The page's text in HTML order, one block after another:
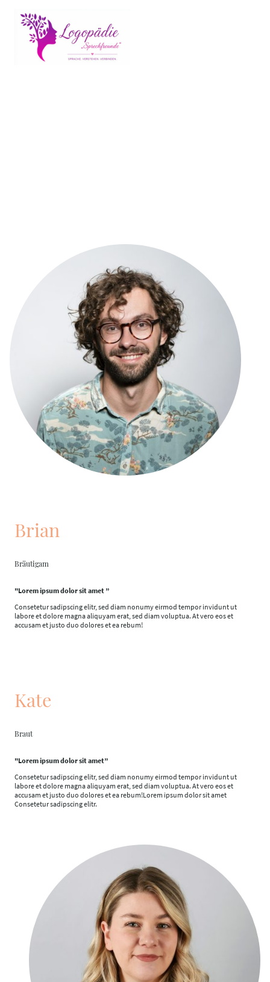
Brian
Bräutigam
"Lorem ipsum dolor sit amet ”
Consetetur sadipscing elitr, sed diam nonumy eirmod tempor invidunt ut
labore et dolore magna aliquyam erat, sed diam voluptua. At vero eos et
accusam et justo duo dolores et ea rebum!
Kate
Braut
"Lorem ipsum dolor sit amet”
Consetetur sadipscing elitr, sed diam nonumy eirmod tempor invidunt ut
labore et dolore magna aliquyam erat, sed diam voluptua. At vero eos et
accusam et justo duo dolores et ea rebum!Lorem ipsum dolor sit amet
Consetetur sadipscing elitr.